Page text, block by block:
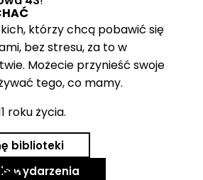
którzy chcą pobawić się
bez stresu, za to w
Możecie przynieść swoje
tego, co mamy.
roku życia.
biblioteki
wydarzenia